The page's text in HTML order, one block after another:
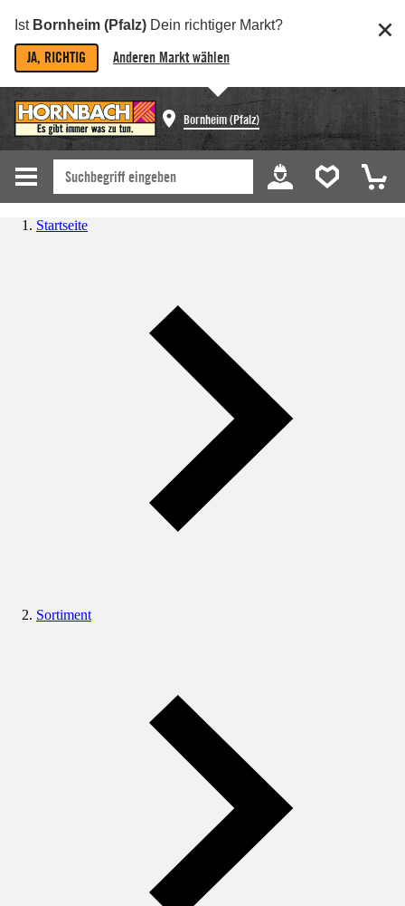
Ist Bornheim (Pfalz) Dein richtiger Markt?
JA, RICHTIG Anderen Markt wählen
Bornheim (Pfalz)
Startseite
Sortiment